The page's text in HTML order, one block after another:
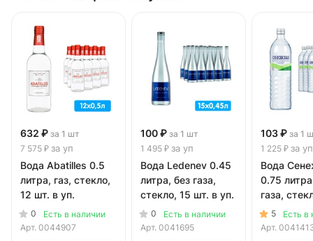
632 ₽ за 1 шт
7 575 ₽ за уп
Вода Abatilles 0.5
литра, газ, стекло,
12 шт. в уп.
0
Есть в наличии
Арт. 0044907
100 ₽ за 1 шт
1 495 ₽ за уп
Вода Ledenev 0.45
литра, без газа,
стекло, 15 шт. в уп.
0
Есть в наличии
Арт. 0041695
103 ₽ за 1
1 225 ₽ за уп
Вода
0.75
газа,
в уп.
5
Есть в
Арт.